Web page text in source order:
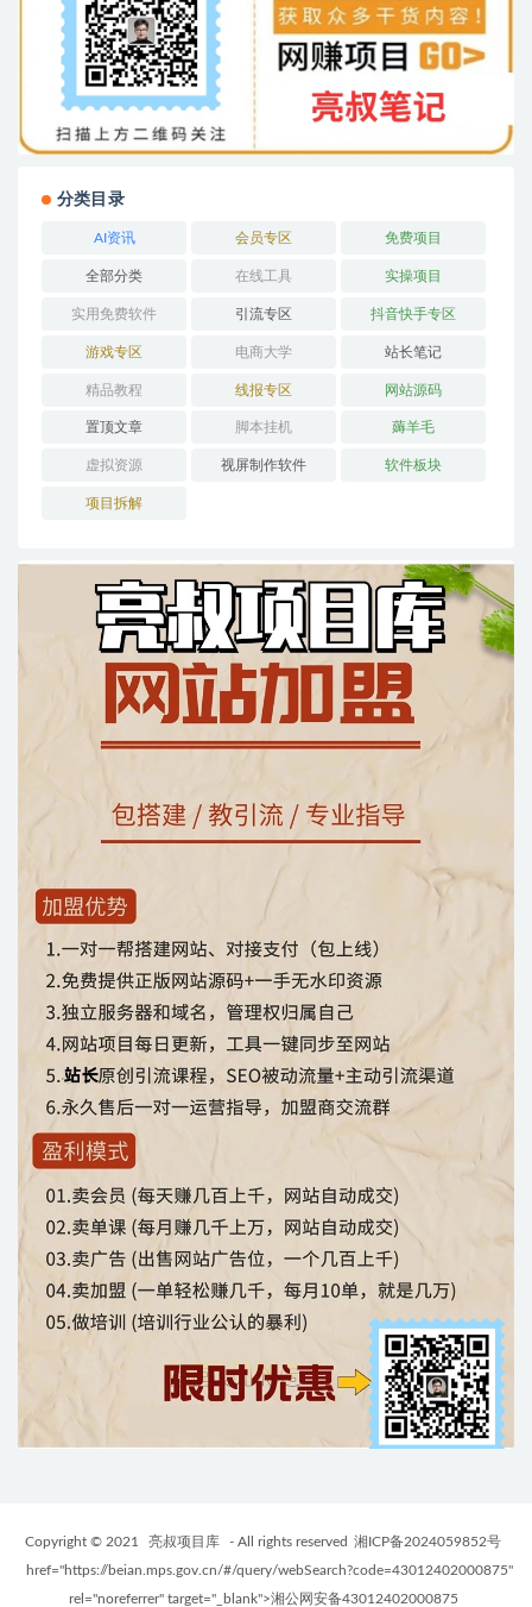
分类目录
AI资讯 会员专区 免费项目
全部分类 在线工具 实操项目
实用免费软件 引流专区 抖音快手专区
游戏专区 电商大学 站长笔记
精品教程 线报专区 网站源码
置顶文章 脚本挂机 薅羊毛
虚拟资源 视屏制作软件 软件板块
项目拆解
Copyright © 2021 亮叔项目库 - All rights reserved 湘ICP备2024059852号
href="https://beian.mps.gov.cn/#/query/webSearch?code=43012402000875"
rel="noreferrer" target="_blank">湘公网安备43012402000875